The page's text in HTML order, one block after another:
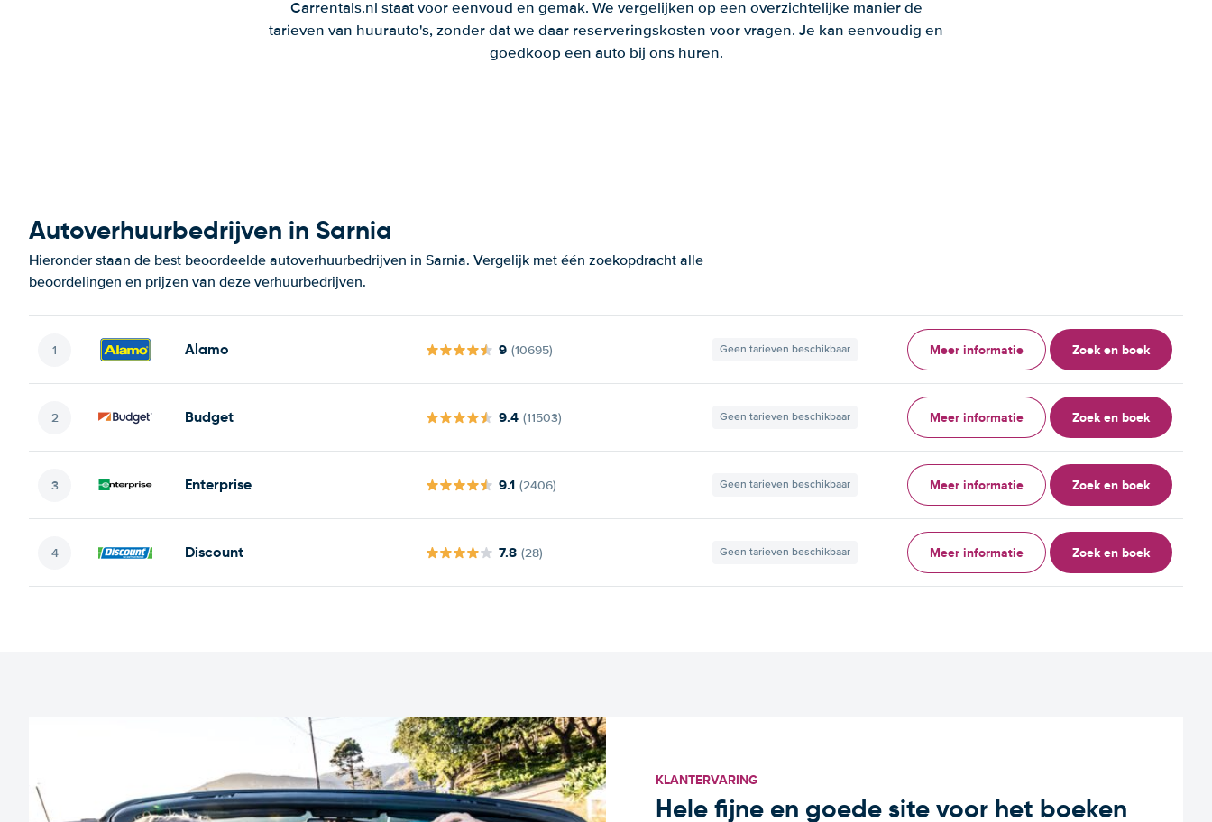
Carrentals.nl staat voor eenvoud en gemak. We vergelijken op een overzichtelijke manier de
tarieven van huurauto's, zonder dat we daar reserveringskosten voor vragen. Je kan eenvoudig en
goedkoop een auto bij ons huren.
Autoverhuurbedrijven in Sarnia
Hieronder staan de best beoordeelde autoverhuurbedrijven in Sarnia. Vergelijk met één zoekopdracht alle
beoordelingen en prijzen van deze verhuurbedrijven.
Alamo 9 (10695) Geen tarieven beschikbaar Meer informatie Zoek en boek
Budget 9.4 (11503) Geen tarieven beschikbaar Meer informatie Zoek en boek
Enterprise 9.1 (2406) Geen tarieven beschikbaar Meer informatie Zoek en boek
Discount 7.8 (28) Geen tarieven beschikbaar Meer informatie Zoek en boek
KLANTERVARING
Hele fijne en goede site voor het boeken